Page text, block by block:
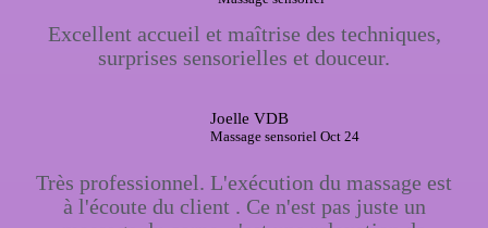
Excellent accueil et maîtrise des techniques,
surprises sensorielles et douceur.
Joelle VDB
Massage sensoriel Oct 24
Très professionnel. L'exécution du massage est
à l'écoute du client . Ce n'est pas juste un